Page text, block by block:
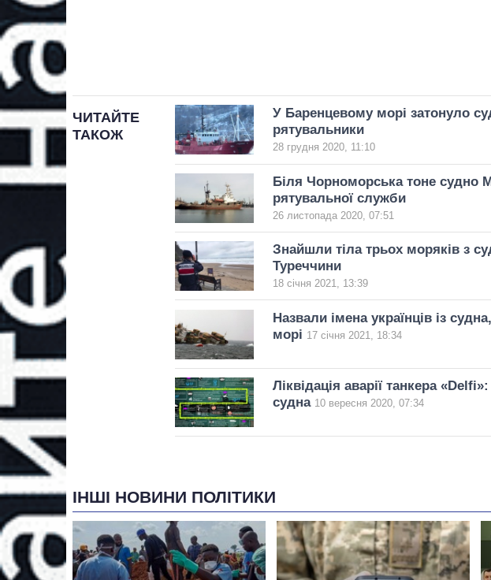
ЧИТАЙТЕ
ТАКОЖ
У Баренцевому морі затонуло
рятувальники
28 грудня 2020, 11:10
Біля Чорноморська тоне судно
рятувальної служби
26 листопада 2020, 07:51
Знайшли тіла трьох моряків з
Туреччини
18 січня 2021, 13:39
Назвали імена українців із
морі 17 січня 2021, 18:34
Ліквідація аварії танкера
судна 10 вересня 2020, 07:34
ІНШІ НОВИНИ ПОЛІТИКИ